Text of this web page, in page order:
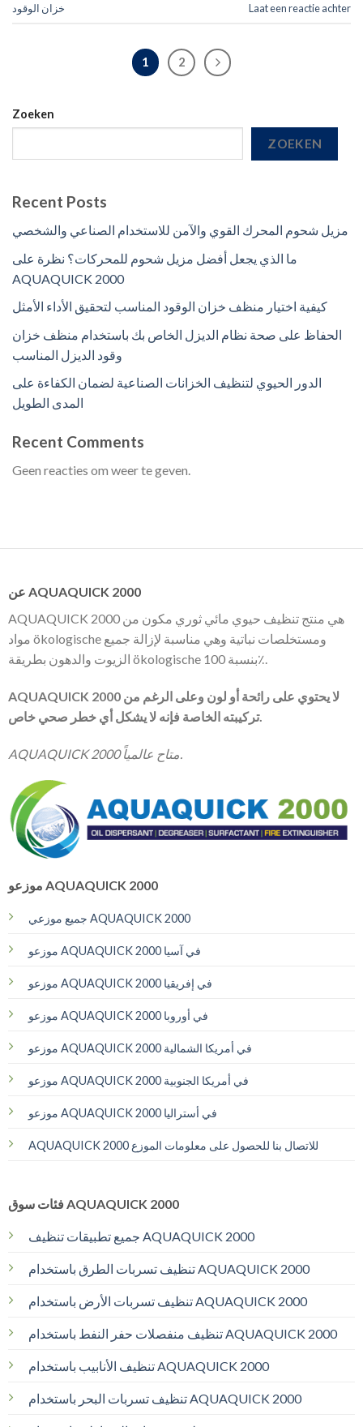
خزان الوقود
Laat een reactie achter
1 2
Zoeken
ZOEKEN
Recent Posts
مزيل شحوم المحرك القوي والآمن للاستخدام الصناعي والشخصي
ما الذي يجعل أفضل مزيل شحوم للمحركات؟ نظرة على
AQUAQUICK 2000
كيفية اختيار منظف خزان الوقود المناسب لتحقيق الأداء الأمثل
الحفاظ على صحة نظام الديزل الخاص بك باستخدام منظف خزان
وقود الديزل المناسب
الدور الحيوي لتنظيف الخزانات الصناعية لضمان الكفاءة على
المدى الطويل
Recent Comments
Geen reacties om weer te geven.
عن AQUAQUICK 2000
AQUAQUICK 2000 هي منتج تنظيف حيوي مائي ثوري مكون من
مواد ökologische ومستخلصات نباتية وهي مناسبة لإزالة جميع
الزيوت والدهون بطريقة ökologische بنسبة 100٪.
AQUAQUICK 2000 لا يحتوي على رائحة أو لون وعلى الرغم من
تركيبته الخاصة فإنه لا يشكل أي خطر صحي خاص.
موزعو AQUAQUICK 2000
جميع موزعي AQUAQUICK 2000
موزعو AQUAQUICK 2000 في آسيا
موزعو AQUAQUICK 2000 في إفريقيا
موزعو AQUAQUICK 2000 في أوروبا
موزعو AQUAQUICK 2000 في أمريكا الشمالية
موزعو AQUAQUICK 2000 في أمريكا الجنوبية
موزعو AQUAQUICK 2000 في أستراليا
AQUAQUICK 2000 للاتصال بنا للحصول على معلومات الموزع
فئات سوق AQUAQUICK 2000
جميع تطبيقات تنظيف AQUAQUICK 2000
تنظيف تسربات الطرق باستخدام AQUAQUICK 2000
تنظيف تسربات الأرض باستخدام AQUAQUICK 2000
تنظيف منفصلات حفر النفط باستخدام AQUAQUICK 2000
تنظيف الأنابيب باستخدام AQUAQUICK 2000
تنظيف تسربات البحر باستخدام AQUAQUICK 2000